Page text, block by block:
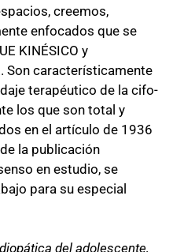
creemos,
enfocados que se
KINÉSICO y
Son característicamente
terapéutico de la cifo-
los que son total y
en el artículo de 1936
la publicación
en estudio, se
para su especial
del adolescente,